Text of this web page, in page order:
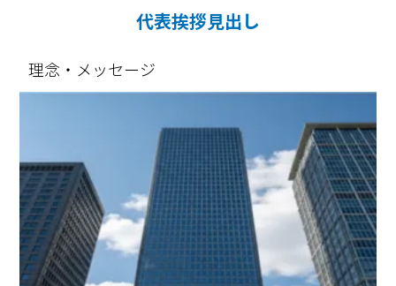
代表挨拶見出し
理念・メッセージ